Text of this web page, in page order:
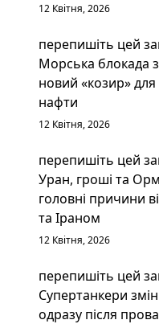
12 Квітня, 2026
перепишіть цей
Морська блокада
новий «козир» для
нафти
12 Квітня, 2026
перепишіть цей
Уран, гроші та
головні причини
та Іраном
12 Квітня, 2026
перепишіть цей
Супертанкери
одразу після